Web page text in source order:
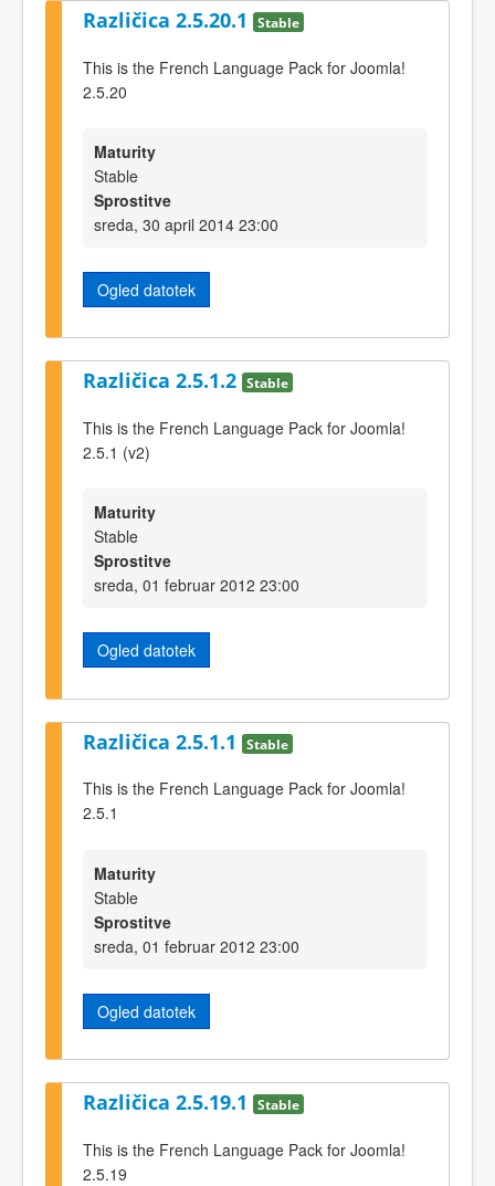
Različica 2.5.20.1 Stable
This is the French Language Pack for Joomla!
2.5.20
Maturity
Stable
Sprostitve
sreda, 30 april 2014 23:00
Ogled datotek
Različica 2.5.1.2 Stable
This is the French Language Pack for Joomla!
2.5.1 (v2)
Maturity
Stable
Sprostitve
sreda, 01 februar 2012 23:00
Ogled datotek
Različica 2.5.1.1 Stable
This is the French Language Pack for Joomla!
2.5.1
Maturity
Stable
Sprostitve
sreda, 01 februar 2012 23:00
Ogled datotek
Različica 2.5.19.1 Stable
This is the French Language Pack for Joomla!
2.5.19